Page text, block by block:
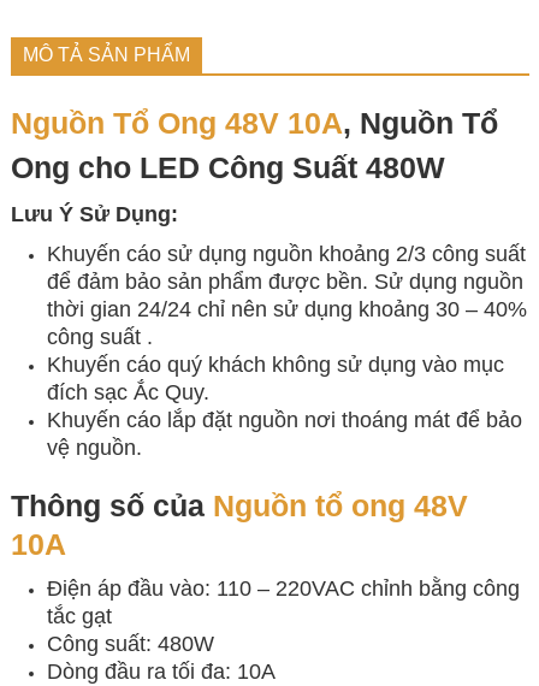
MÔ TẢ SẢN PHẨM
Nguồn Tổ Ong 48V 10A, Nguồn Tổ
Ong cho LED Công Suất 480W
Lưu Ý Sử Dụng:
Khuyến cáo sử dụng nguồn khoảng 2/3 công suất
để đảm bảo sản phẩm được bền. Sử dụng nguồn
thời gian 24/24 chỉ nên sử dụng khoảng 30 – 40%
công suất .
Khuyến cáo quý khách không sử dụng vào mục
đích sạc Ắc Quy.
Khuyến cáo lắp đặt nguồn nơi thoáng mát để bảo
vệ nguồn.
Thông số của Nguồn tổ ong 48V
10A
Điện áp đầu vào: 110 – 220VAC chỉnh bằng công
tắc gạt
Công suất: 480W
Dòng đầu ra tối đa: 10A